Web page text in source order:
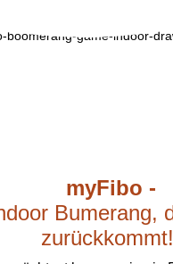
myFibo -
Bumerang,
zurückkommt!